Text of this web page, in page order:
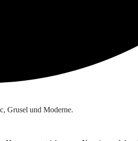
Grusel und Moderne.